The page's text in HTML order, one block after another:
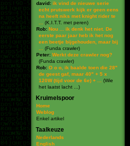
david: ik vind de nieuwe serie
echt prutswerk kijk er geen eens
na heeft niks met knight rider te
(K.I.T.T. met peren)
Rob: Nou ... ik denk het niet. De
eerste paar jaar heb ik het nog
een beetje bijgehouden, maar bij
(Funda crawler)
Peter: Werkt deze crawler nog?
(Funda crawler)
Rob: O o o, ik baalde toen die 28"
de geest gaf, maar 40" + 5 x
120W (tijd voor de 6e) + ...
(Wie
het laatst lacht ... )
Kruimelspoor
Home
Weblog
Enkel artikel
Taalkeuze
Nederlands
English